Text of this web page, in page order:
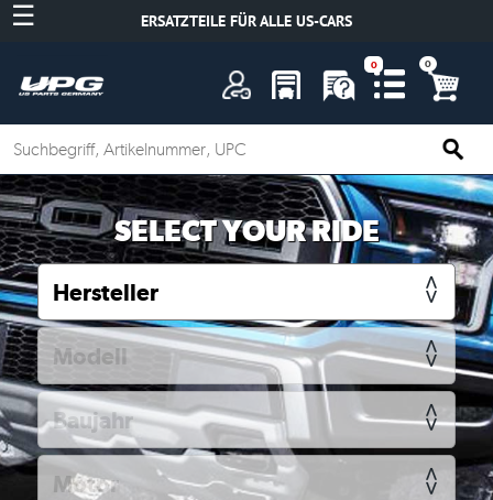
A
ERSATZTEILE FÜR ALLE US-CARS
☰
SELECT YOUR RIDE